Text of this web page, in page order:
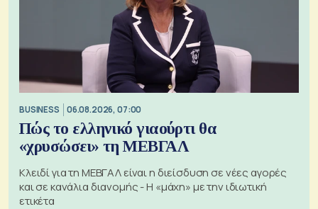
BUSINESS 06.08.2026, 07:00
Πώς το ελληνικό γιαούρτι θα
«χρυσώσει» τη ΜΕΒΓΑΛ
Κλειδί για τη ΜΕΒΓΑΛ είναι η διείσδυση σε νέες αγορές
και σε κανάλια διανομής - Η «μάχη» με την ιδιωτική
ετικέτα